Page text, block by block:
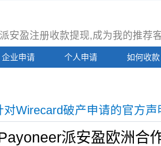
安盈注册收款提现,成为我的推荐
企业申请 个人申请 如何收款
对Wirecard破产申请的官方
派安盈欧洲合